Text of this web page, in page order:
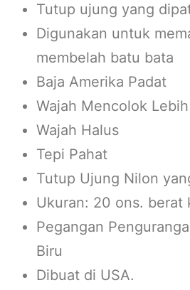
Tutup ujung yang
Digunakan untuk
membelah batu bata
Baja Amerika Padat
Wajah Mencolok
Wajah Halus
Tepi Pahat
Tutup Ujung Nilon
Ukuran: 20 ons. berat
Pegangan
Biru
Dibuat di USA.